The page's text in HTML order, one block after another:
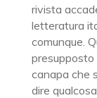
rivista
letteratura
comunque.
presupposto
canapa che
dire